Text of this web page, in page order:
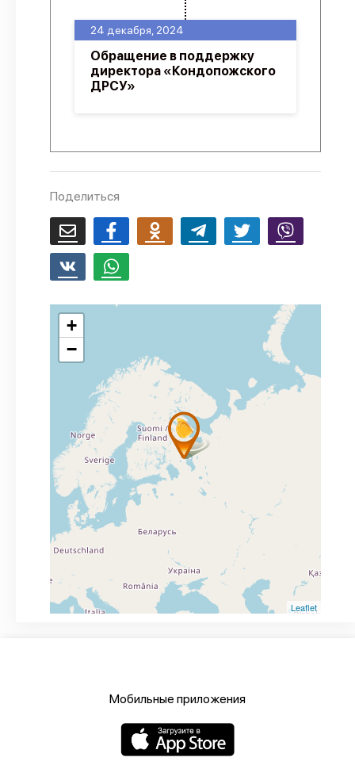
24 декабря, 2024
Обращение в поддержку
директора «Кондопожского
ДРСУ»
Поделиться
+
−
Leaflet
Мобильные приложения